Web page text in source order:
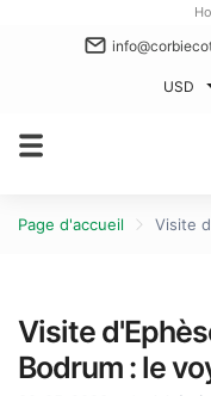
USD
Page d'accueil Visite
Visite
Bodrum : le